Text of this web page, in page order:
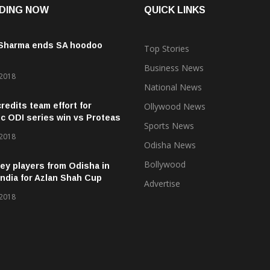
NOW
ends SA hoodoo
team effort for
ODI series win vs Proteas
players from Odisha in
for Azlan Shah Cup
QUICK LINKS
Top Stories
Business News
National News
Ollywood News
Sports News
Odisha News
Bollywood
Advertise